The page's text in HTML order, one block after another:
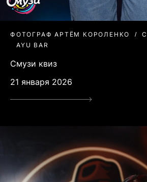
ФОТОГРАФ АРТЁМ КОРОЛЕНКО
AYU BAR
Смузи квиз
21 января 2026